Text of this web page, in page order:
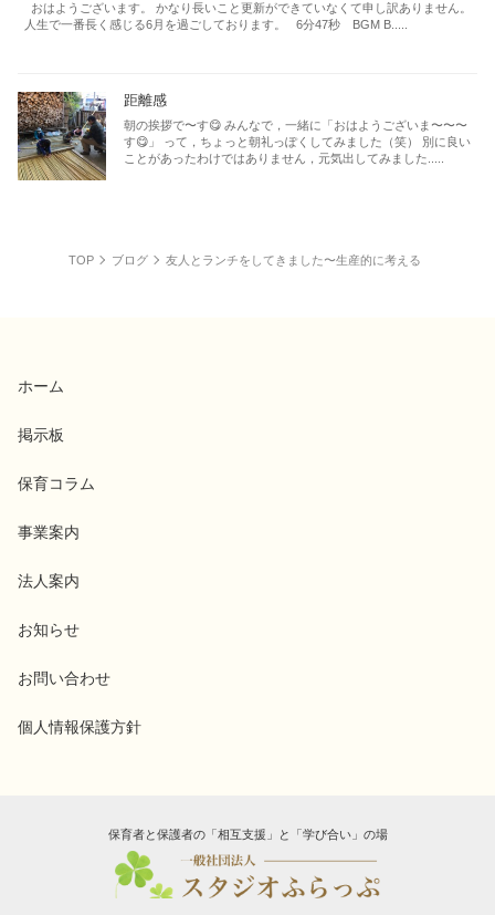
おはようございます。 かなり長いこと更新ができていなくて申し訳ありません。
人生で一番長く感じる6月を過ごしております。 6分47秒 BGM B.....
距離感
朝の挨拶で〜す😋 みんなで，一緒に「おはようございま〜〜〜
す😋」 って，ちょっと朝礼っぽくしてみました（笑） 別に良い
ことがあったわけではありません，元気出してみました.....
TOP ブログ 友人とランチをしてきました〜生産的に考える
保育者と保護者の「相互支援」と「学び合い」の場
ホーム
掲示板
保育コラム
事業案内
法人案内
お知らせ
お問い合わせ
個人情報保護方針